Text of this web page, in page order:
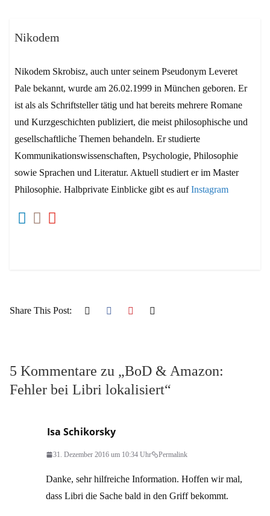
Nikodem
Nikodem Skrobisz, auch unter seinem Pseudonym Leveret
Pale bekannt, wurde am 26.02.1999 in München geboren. Er
ist als als Schriftsteller tätig und hat bereits mehrere Romane
und Kurzgeschichten publiziert, die meist philosophische und
gesellschaftliche Themen behandeln. Er studierte
Kommunikationswissenschaften, Psychologie, Philosophie
sowie Sprachen und Literatur. Aktuell studiert er im Master
Philosophie. Halbprivate Einblicke gibt es aufInstagram
Share This Post:
5 Kommentare zu „BoD & Amazon:
Fehler bei Libri lokalisiert“
Isa Schikorsky
31. Dezember 2016 um 10:34 Uhr Permalink
Danke, sehr hilfreiche Information. Hoffen wir mal,
dass Libri die Sache bald in den Griff bekommt.